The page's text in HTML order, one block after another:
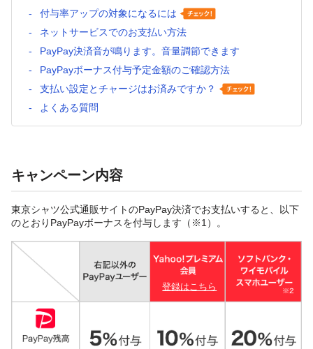
付与率アップの対象になるには
ネットサービスでのお支払い方法
PayPay決済音が鳴ります。音量調節できます
PayPayボーナス付与予定金額のご確認方法
支払い設定とチャージはお済みですか？
よくある質問
キャンペーン内容
東京シャツ公式通販サイトのPayPay決済でお支払いすると、以下
のとおりPayPayボーナスを付与します（※1）。
登録はこちら